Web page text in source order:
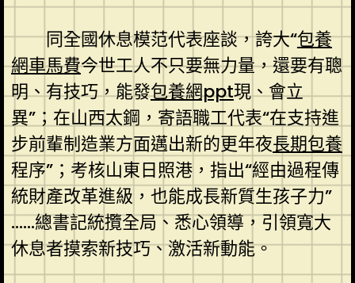
同全國休息模范代表座談，誇大“包養
網車馬費今世工人不只要無力量，還要有聰
明、有技巧，能發包養網ppt現、會立
異”；在山西太鋼，寄語職工代表“在支持進
步前輩制造業方面邁出新的更年夜長期包養
程序”；考核山東日照港，指出“經由過程傳
統財產改革進級，也能成長新質生孩子力”
……總書記統攬全局、悉心領導，引領寬大
休息者摸索新技巧、激活新動能。